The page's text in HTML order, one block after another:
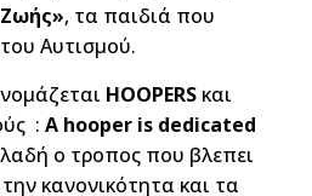
, τα παιδιά που
Αυτισμού.
HOOPERS και
: A hooper is dedicated
ο τροπος που βλεπει
κανονικότητα και τα